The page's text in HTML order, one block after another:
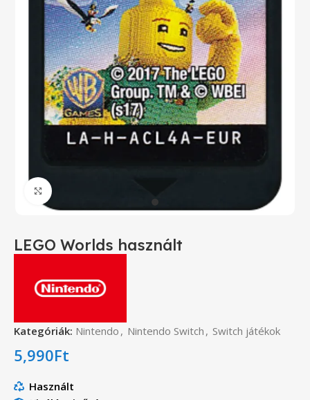
LEGO Worlds használt
Kategóriák: Nintendo , Nintendo Switch , Switch játékok
5,990Ft
Használt